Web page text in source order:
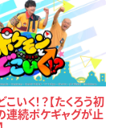
いく！？【たくろう初
連続ポケギャグが止